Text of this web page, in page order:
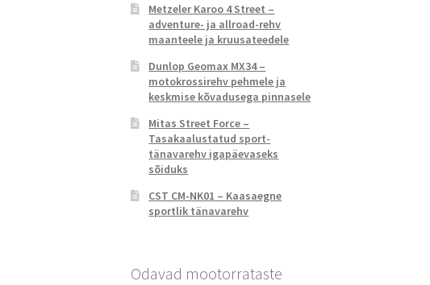
Metzeler Karoo 4 Street –
adventure- ja allroad-rehv
maanteele ja kruusateedele
Dunlop Geomax MX34 –
motokrossirehv pehmele ja
keskmise kõvadusega pinnasele
Mitas Street Force –
Tasakaalustatud sport-
tänavarehv igapäevaseks
sõiduks
CST CM-NK01 – Kaasaegne
sportlik tänavarehv
Odavad mootorrataste